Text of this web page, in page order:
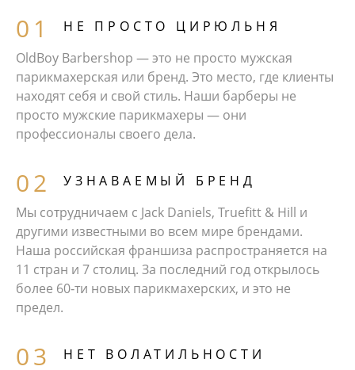
НЕ ПРОСТО ЦИРЮЛЬНЯ
OldBoy Barbershop — это не просто мужская
парикмахерская или бренд. Это место, где клиенты
находят себя и свой стиль. Наши барберы не
просто мужские парикмахеры — они
профессионалы своего дела.
УЗНАВАЕМЫЙ БРЕНД
Мы сотрудничаем с Jack Daniels, Truefitt & Hill и
другими известными во всем мире брендами.
Наша российская франшиза распространяется на
11 стран и 7 столиц. За последний год открылось
более 60‑ти новых парикмахерских, и это не
предел.
НЕТ ВОЛАТИЛЬНОСТИ